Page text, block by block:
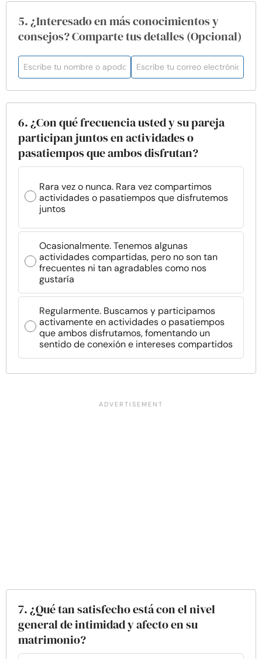
5. ¿Interesado en más conocimientos y
consejos? Comparte tus detalles (Opcional)
6. ¿Con qué frecuencia usted y su pareja
participan juntos en actividades o
pasatiempos que ambos disfrutan?
Rara vez o nunca. Rara vez compartimos
actividades o pasatiempos que disfrutemos
juntos
Ocasionalmente. Tenemos algunas
actividades compartidas, pero no son tan
frecuentes ni tan agradables como nos
gustaría
Regularmente. Buscamos y participamos
activamente en actividades o pasatiempos
que ambos disfrutamos, fomentando un
sentido de conexión e intereses compartidos
7. ¿Qué tan satisfecho está con el nivel
general de intimidad y afecto en su
matrimonio?